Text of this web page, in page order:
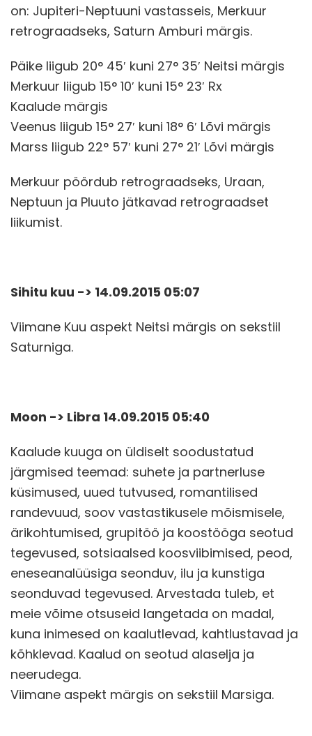
on: Jupiteri-Neptuuni vastasseis, Merkuur
retrograadseks, Saturn Amburi märgis.
Päike liigub 20° 45′ kuni 27° 35′ Neitsi märgis
Merkuur liigub 15° 10′ kuni 15° 23′ Rx
Kaalude märgis
Veenus liigub 15° 27′ kuni 18° 6′ Lõvi märgis
Marss liigub 22° 57′ kuni 27° 21′ Lõvi märgis
Merkuur pöördub retrograadseks, Uraan,
Neptuun ja Pluuto jätkavad retrograadset
liikumist.
Sihitu kuu -> 14.09.2015 05:07
Viimane Kuu aspekt Neitsi märgis on sekstiil
Saturniga.
Moon -> Libra 14.09.2015 05:40
Kaalude kuuga on üldiselt soodustatud
järgmised teemad: suhete ja partnerluse
küsimused, uued tutvused, romantilised
randevuud, soov vastastikusele mõismisele,
ärikohtumised, grupitöö ja koostööga seotud
tegevused, sotsiaalsed koosviibimised, peod,
eneseanalüüsiga seonduv, ilu ja kunstiga
seonduvad tegevused. Arvestada tuleb, et
meie võime otsuseid langetada on madal,
kuna inimesed on kaalutlevad, kahtlustavad ja
kõhklevad. Kaalud on seotud alaselja ja
neerudega.
Viimane aspekt märgis on sekstiil Marsiga.